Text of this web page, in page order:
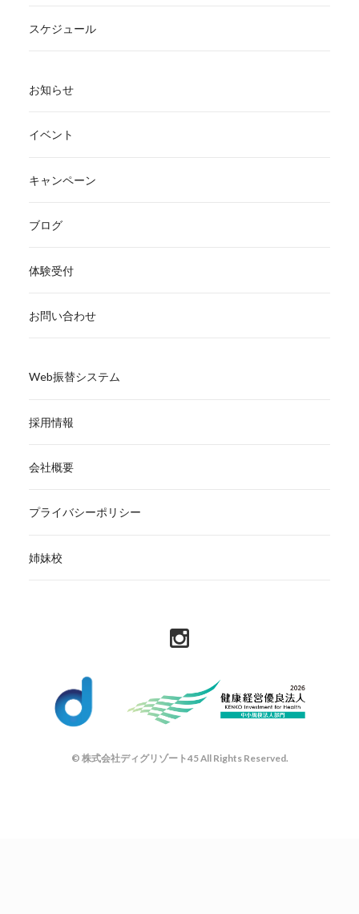
スケジュール
お知らせ
イベント
キャンペーン
ブログ
体験受付
お問い合わせ
Web振替システム
採用情報
会社概要
プライバシーポリシー
姉妹校
© 株式会社ディグリゾート45 All Rights Reserved.